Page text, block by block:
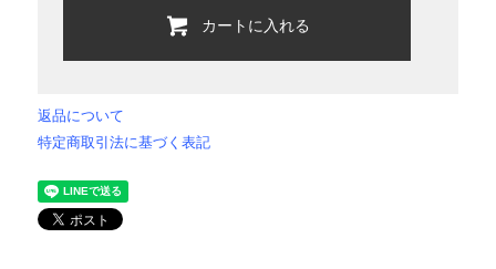
カートに入れる
返品について
特定商取引法に基づく表記